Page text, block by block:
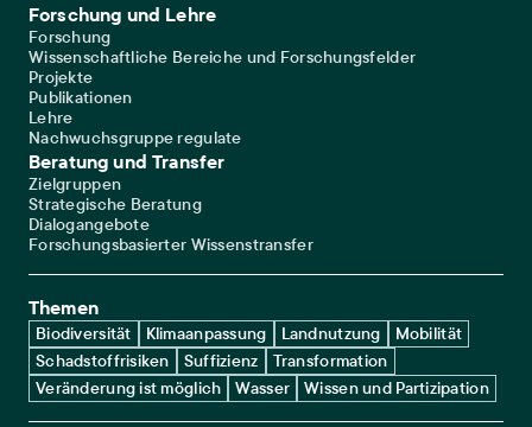
Forschung und Lehre
Forschung
Wissenschaftliche Bereiche und Forschungsfelder
Projekte
Publikationen
Lehre
Nachwuchsgruppe regulate
Beratung und Transfer
Zielgruppen
Strategische Beratung
Dialogangebote
Forschungsbasierter Wissenstransfer
Themen
Biodiversität Klimaanpassung Landnutzung
Mobilität
Schadstoffrisiken
Suffizienz
Transformation
Veränderung ist möglich
Wasser Wissen und Partizipation